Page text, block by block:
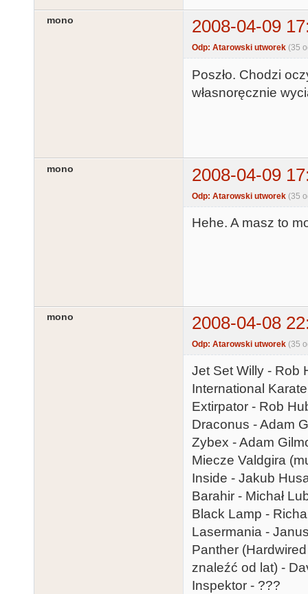
mono 2008-04-09
Odp: Atarowski utworek (35
Poszło. Chodzi
własnoręcznie
mono 2008-04-09
Odp: Atarowski utworek (35
Hehe. A masz to
mono 2008-04-08
Odp: Atarowski utworek (35
Jet Set Willy - Rob
International
Extirpator - Rob
Draconus - Adam
Zybex - Adam
Miecze Valdgira
Inside - Jakub
Barahir - Michał
Black Lamp -
Lasermania -
Panther
znaleźć od lat) -
Inspektor - ???